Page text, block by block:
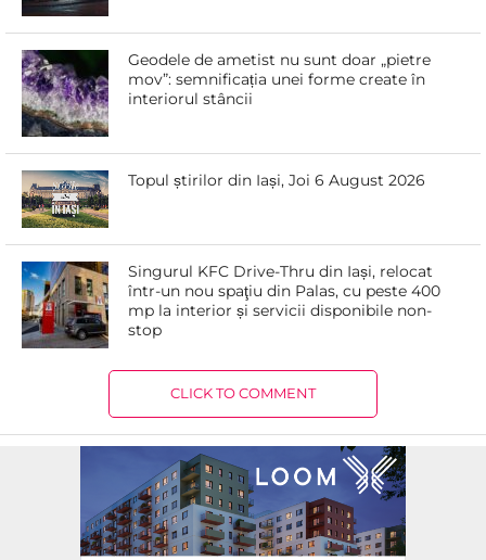
Geodele de ametist nu sunt doar „pietre
mov”: semnificația unei forme create în
interiorul stâncii
Topul știrilor din Iași, Joi 6 August 2026
Singurul KFC Drive-Thru din Iași, relocat
într-un nou spaţiu din Palas, cu peste 400
mp la interior și servicii disponibile non-
stop
CLICK TO COMMENT